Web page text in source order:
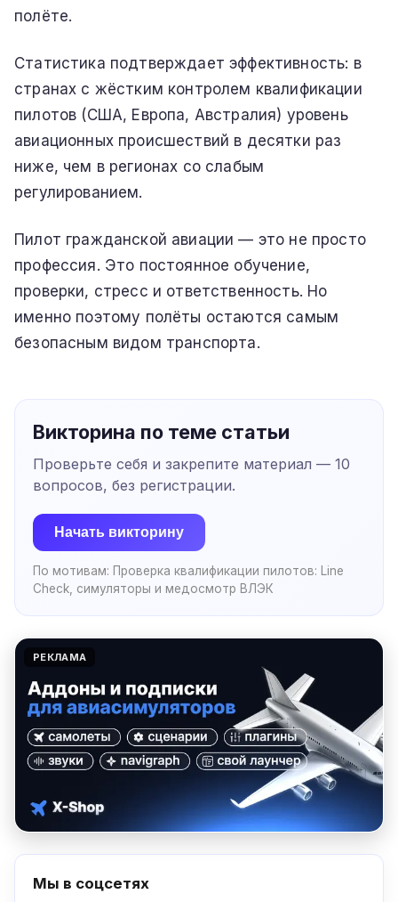
полёте.
Статистика подтверждает эффективность: в
странах с жёстким контролем квалификации
пилотов (США, Европа, Австралия) уровень
авиационных происшествий в десятки раз
ниже, чем в регионах со слабым
регулированием.
Пилот гражданской авиации — это не просто
профессия. Это постоянное обучение,
проверки, стресс и ответственность. Но
именно поэтому полёты остаются самым
безопасным видом транспорта.
Викторина по теме статьи
Проверьте себя и закрепите материал — 10
вопросов, без регистрации.
Начать викторину
По мотивам: Проверка квалификации пилотов: Line
Check, симуляторы и медосмотр ВЛЭК
РЕКЛАМА
Мы в соцсетях